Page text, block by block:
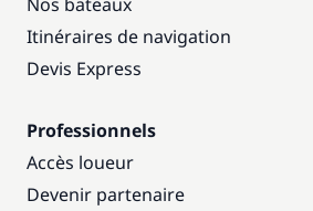
Itinéraires de navigation
Devis Express
Professionnels
Accès loueur
Devenir partenaire